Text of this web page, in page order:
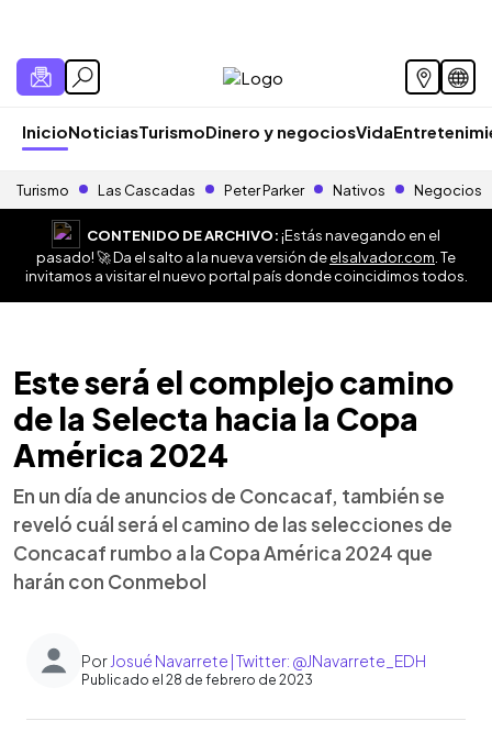
InicioNoticiasTurismoDinero y negociosVida
Turismo Las Cascadas Peter Parker Nativos Negocios
CONTENIDO DE ARCHIVO:¡Estás navegando en el
pasado! 🚀 Da el salto a la nueva versión deelsalvador.com . Te
invitamos a visitar el nuevo portal país donde coincidimos todos.
Este será el complejo camino
de la Selecta hacia la Copa
América 2024
En un día de anuncios de Concacaf, también se
reveló cuál será el camino de las selecciones de
Concacaf rumbo a la Copa América 2024 que
harán con Conmebol
Por Josué Navarrete | Twitter: @JNavarrete_EDH
Publicado el 28 de febrero de 2023